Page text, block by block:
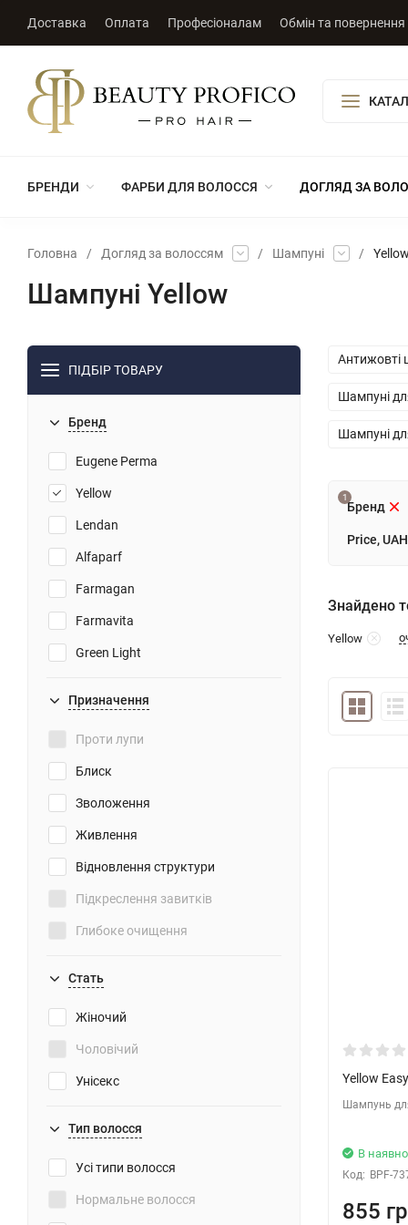
Доставка Оплата Професіоналам Обмін та повернення
БРЕНДИ ФАРБИ ДЛЯ ВОЛОССЯ ДОГЛЯД ЗА
Головна / Догляд за волоссям / Шампуні / Yellow
Шампуні Yellow
ПІДБІР ТОВАРУ
Бренд
Eugene Perma
Yellow
Lendan
Alfaparf
Farmagan
Farmavita
Green Light
Призначення
Проти лупи
Блиск
Зволоження
Живлення
Відновлення структури
Підкреслення завитків
Глибоке очищення
Захист від сонця
Для об'єму
Фарбування
Зміцнення
Стать
Жіночий
Чоловічий
Унісекс
Тип волосся
Усі типи волосся
Нормальне волосся
Антижовті
Шампуні
Шампуні
Бренд
1
Price, UAH
Знайдено
Yellow
Yellow
Шампунь
В
Код: BPF-
855